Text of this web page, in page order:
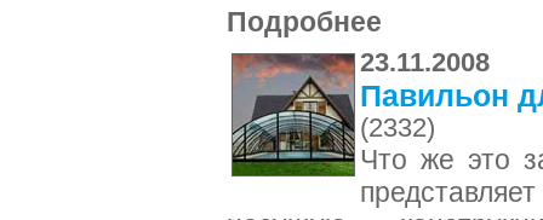
Подробнее
23.11.2008
Павильон
(2332)
Что же это